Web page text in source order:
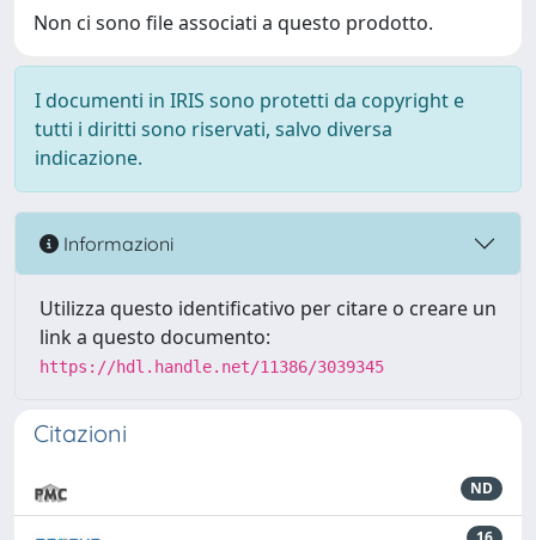
Non ci sono file associati a questo prodotto.
I documenti in IRIS sono protetti da copyright e
tutti i diritti sono riservati, salvo diversa
indicazione.
Informazioni
Utilizza questo identificativo per citare o creare un
link a questo documento:
https://hdl.handle.net/11386/3039345
Citazioni
ND